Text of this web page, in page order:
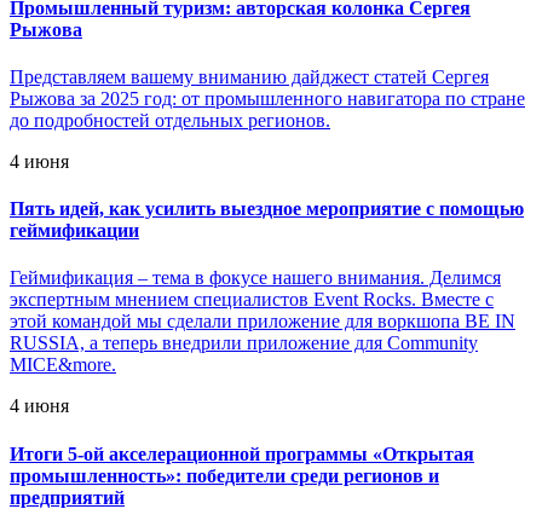
Промышленный туризм: авторская колонка Сергея
Рыжова
Представляем вашему вниманию дайджест статей Сергея
Рыжова за 2025 год: от промышленного навигатора по стране
до подробностей отдельных регионов.
4 июня
Пять идей, как усилить выездное мероприятие с помощью
геймификации
Геймификация – тема в фокусе нашего внимания. Делимся
экспертным мнением специалистов Event Rocks. Вместе с
этой командой мы сделали приложение для воркшопа BE IN
RUSSIA, а теперь внедрили приложение для Community
MICE&more.
4 июня
Итоги 5-ой акселерационной программы «Открытая
промышленность»: победители среди регионов и
предприятий